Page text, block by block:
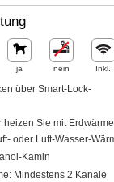
ja nein Inkl.
über Smart-Lock-
Sie mit Erdwärme,
oder Luft-Wasser-
Kamin
Mindestens 2 Kanäle